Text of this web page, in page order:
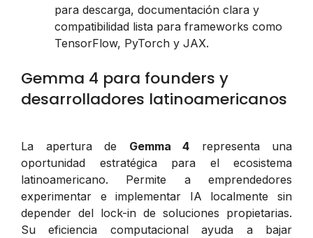
para descarga, documentación clara y
compatibilidad lista para frameworks como
TensorFlow, PyTorch y JAX.
Gemma 4 para founders y
desarrolladores latinoamericanos
La apertura de Gemma 4 representa una
oportunidad estratégica para el ecosistema
latinoamericano. Permite a emprendedores
experimentar e implementar IA localmente sin
depender del lock-in de soluciones propietarias.
Su eficiencia computacional ayuda a bajar